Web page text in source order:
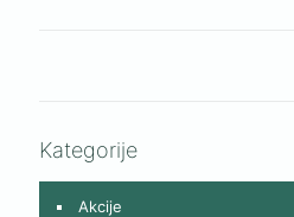
Kategorije
Akcije